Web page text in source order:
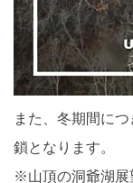
また、冬期間に
鎖となります。
※山頂の洞爺湖展